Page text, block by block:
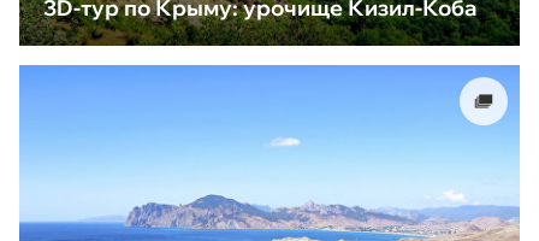
3D-тур по Крыму: урочище Кизил-Коба